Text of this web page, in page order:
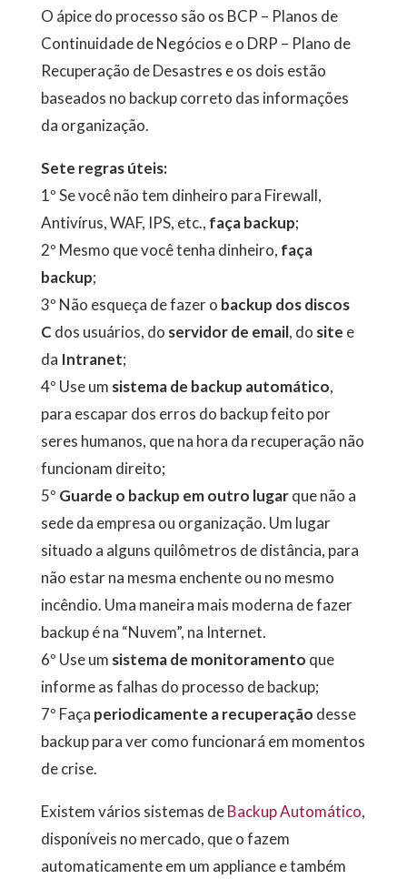
O ápice do processo são os BCP – Planos de
Continuidade de Negócios e o DRP – Plano de
Recuperação de Desastres e os dois estão
baseados no backup correto das informações
da organização.
Sete regras úteis:
1º Se você não tem dinheiro para Firewall,
Antivírus, WAF, IPS, etc., faça backup;
2º Mesmo que você tenha dinheiro, faça
backup;
3º Não esqueça de fazer o backup dos discos
C dos usuários, do servidor de email, do site e
da Intranet;
4º Use um sistema de backup automático,
para escapar dos erros do backup feito por
seres humanos, que na hora da recuperação não
funcionam direito;
5º Guarde o backup em outro lugarque não a
sede da empresa ou organização. Um lugar
situado a alguns quilômetros de distância, para
não estar na mesma enchente ou no mesmo
incêndio. Uma maneira mais moderna de fazer
backup é na “Nuvem”, na Internet.
6º Use um sistema de monitoramento que
informe as falhas do processo de backup;
7º Faça periodicamente a recuperação desse
backup para ver como funcionará em momentos
de crise.
Existem vários sistemas deBackup Automático,
disponíveis no mercado, que o fazem
automaticamente em um appliance e também